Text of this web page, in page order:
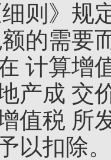
则》规
的需要
计算增
产成 交
值税 所
以扣除